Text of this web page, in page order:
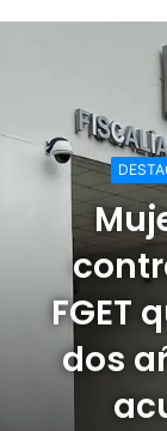
FGET
dos